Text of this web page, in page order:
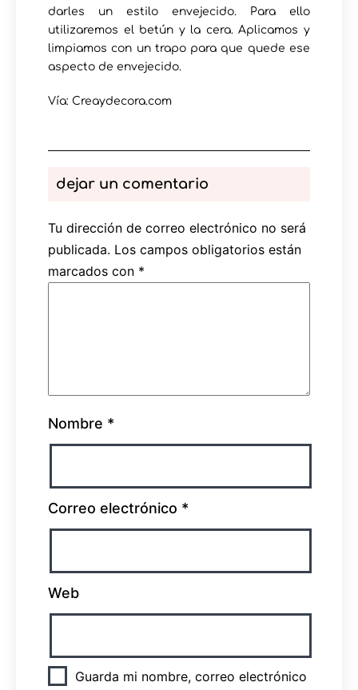
darles un estilo envejecido. Para ello
utilizaremos el betún y la cera. Aplicamos y
limpiamos con un trapo para que quede ese
aspecto de envejecido.
Vía: Creaydecora.com
dejar un comentario
Tu dirección de correo electrónico no será
publicada. Los campos obligatorios están
marcados con *
Nombre *
Correo electrónico *
Web
Guarda mi nombre, correo electrónico